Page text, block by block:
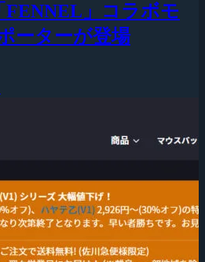
FENNEL」コラボモ
ーターが登場